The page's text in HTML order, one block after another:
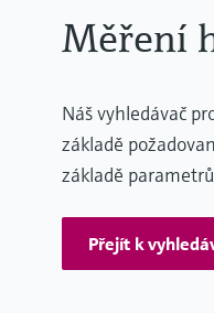
Měření
Náš vyhledávač
základě
základě
Přejít k